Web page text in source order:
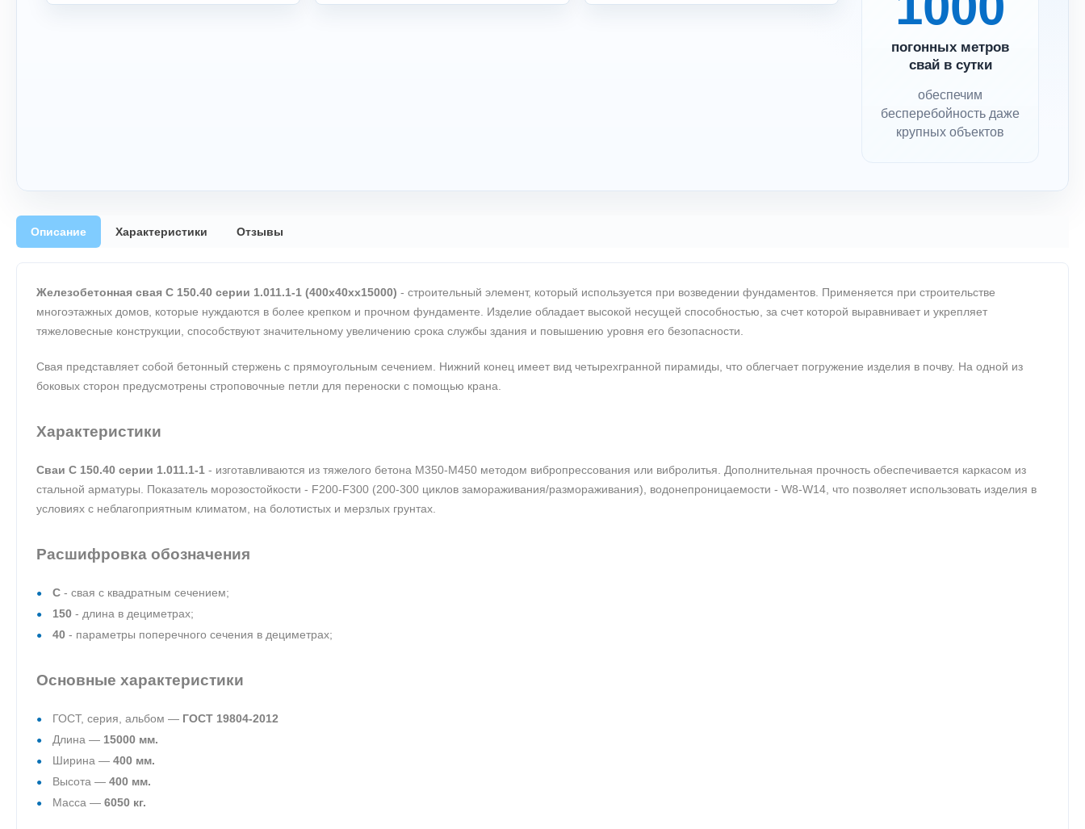
погонных метров
свай в сутки
обеспечим
бесперебойность даже
крупных объектов
Описание Характеристики Отзывы
Железобетонная свая С 150.40 серии 1.011.1-1 (400х40хх15000) - строительный элемент, который используется при возведении фундаментов. Применяется при строительстве
многоэтажных домов, которые нуждаются в более крепком и прочном фундаменте. Изделие обладает высокой несущей способностью, за счет которой выравнивает и укрепляет
тяжеловесные конструкции, способствуют значительному увеличению срока службы здания и повышению уровня его безопасности.
Свая представляет собой бетонный стержень с прямоугольным сечением. Нижний конец имеет вид четырехгранной пирамиды, что облегчает погружение изделия в почву. На одной из
боковых сторон предусмотрены строповочные петли для переноски с помощью крана.
Характеристики
Сваи С 150.40 серии 1.011.1-1 - изготавливаются из тяжелого бетона М350-М450 методом вибропрессования или вибролитья. Дополнительная прочность обеспечивается каркасом из
стальной арматуры. Показатель морозостойкости - F200-F300 (200-300 циклов замораживания/размораживания), водонепроницаемости - W8-W14, что позволяет использовать изделия в
условиях с неблагоприятным климатом, на болотистых и мерзлых грунтах.
Расшифровка обозначения
С - свая с квадратным сечением;
150 - длина в дециметрах;
40 - параметры поперечного сечения в дециметрах;
Основные характеристики
ГОСТ, серия, альбом — ГОСТ 19804-2012
Длина — 15000 мм.
Ширина — 400 мм.
Высота — 400 мм.
Масса — 6050 кг.